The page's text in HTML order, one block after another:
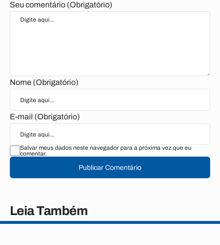
Seu comentário (Obrigatório)
Nome (Obrigatório)
E-mail (Obrigatório)
Salvar meus dados neste navegador para a próxima vez que eu
comentar.
Publicar Comentário
Leia Também